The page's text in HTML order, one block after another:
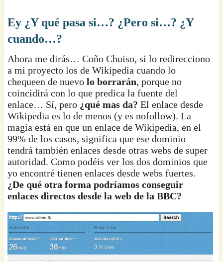
Ey ¿Y qué pasa si…? ¿Pero si…? ¿Y
cuando…?
Ahora me dirás… Coño Chuiso, si lo redirecciono
a mi proyecto los de Wikipedia cuando lo
chequeen de nuevolo borrarán, porque no
coincidirá con lo que predica la fuente del
enlace… Sí, pero ¿qué mas da? El enlace desde
Wikipedia es lo de menos (y es nofollow). La
magia está en que un enlace de Wikipedia, en el
99% de los casos, significa que ese dominio
tendrá también enlaces desde otras webs de super
autoridad. Como podéis ver los dos dominios que
yo encontré tienen enlaces desde webs fuertes.
¿De qué otra forma podríamos conseguir
enlaces directos desde la web de la BBC?